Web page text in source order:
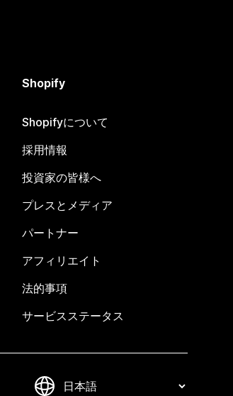
Shopify
Shopifyについて
採用情報
投資家の皆様へ
プレスとメディア
パートナー
アフィリエイト
法的事項
サービスステータス